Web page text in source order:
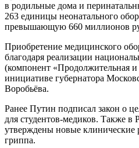
в родильные дома и
263 единицы неонатального
превышающую 660 миллионов
Приобретение медицинского
благодаря реализации
(компонент «Продолжительная
инициативе губернатора
Воробьёва.
Ранее Путин подписал закон о
для студентов-медиков. Также в
утверждены новые
гриппа.